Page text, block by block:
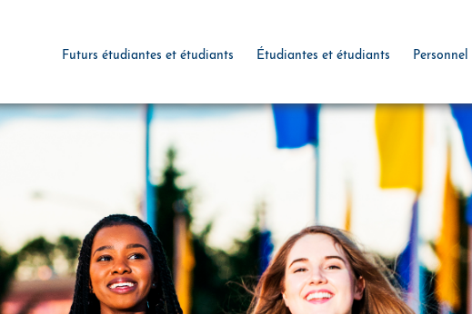
Futurs étudiantes et étudiants Étudiantes et étudiants Personnel